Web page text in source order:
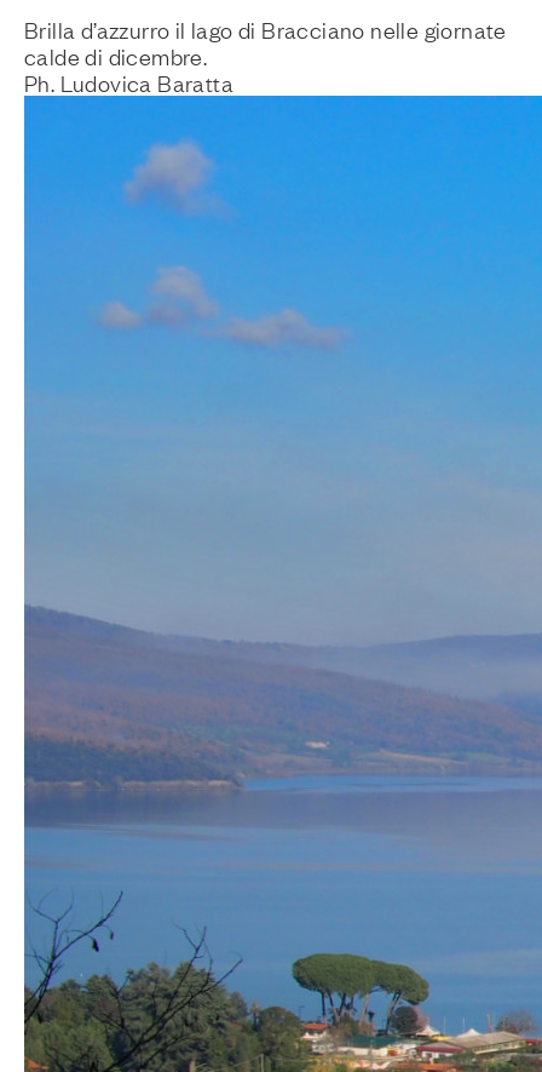
Brilla d’azzurro il lago di Bracciano nelle giornate
calde di dicembre.
Ph. Ludovica Baratta